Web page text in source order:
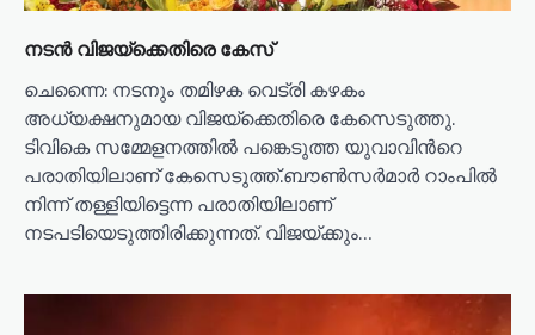
നടൻ വിജയ്‌ക്കെതിരെ കേസ്
ചെന്നൈ: നടനും തമിഴക വെട്രി കഴകം
അധ്യക്ഷനുമായ വിജയ്ക്കെതിരെ കേസെടുത്തു.
ടിവികെ സമ്മേളനത്തിൽ പങ്കെടുത്ത യുവാവിന്‍റെ
പരാതിയിലാണ് കേസെടുത്ത്.ബൗൺസർമാർ റാംപിൽ
നിന്ന് തള്ളിയിട്ടെന്ന പരാതിയിലാണ്
നടപടിയെടുത്തിരിക്കുന്നത്. വിജയ്ക്കും…